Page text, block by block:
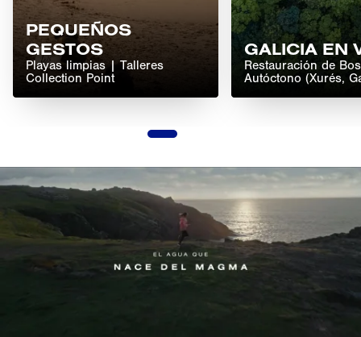
PEQUEÑOS
GESTOS
Playas limpias | Talleres
Collection Point
GALICIA EN
Restauración de
Autóctono (Xurés,
1